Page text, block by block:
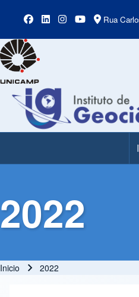
Rua
Main Menu
2022
Inicio 2022